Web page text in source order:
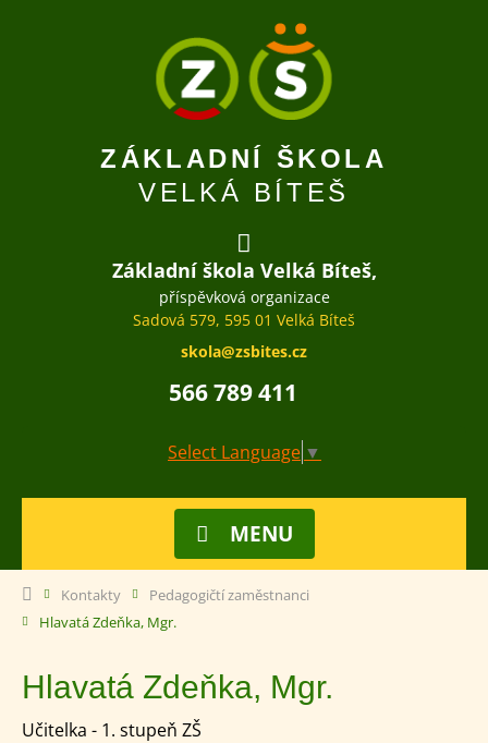
ZÁKLADNÍ ŠKOLA
VELKÁ BÍTEŠ
Základní škola Velká Bíteš,
příspěvková organizace
Sadová 579, 595 01 Velká Bíteš
skola@zsbites.cz
566 789 411
Select Language ▼
MENU
Kontakty
Pedagogičtí zaměstnanci
Hlavatá Zdeňka, Mgr.
Hlavatá Zdeňka, Mgr.
Učitelka - 1. stupeň ZŠ